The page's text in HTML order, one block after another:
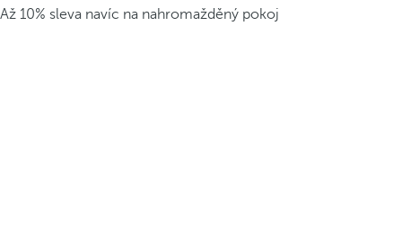
Až 10% sleva navíc na nahromažděný pokoj